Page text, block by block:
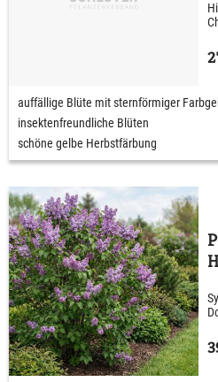
auffällige Blüte mit sternförmiger
insektenfreundliche Blüten
schöne gelbe Herbstfärbung